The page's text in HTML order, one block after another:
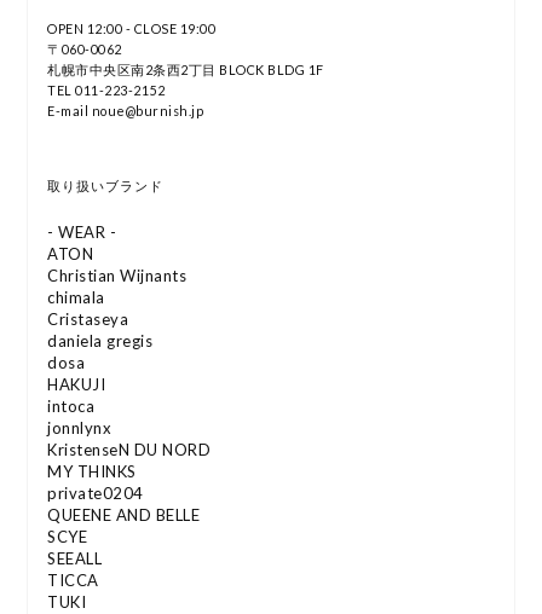
OPEN 12:00 - CLOSE 19:00
〒060-0062
札幌市中央区南2条西2丁目 BLOCK BLDG 1F
TEL 011-223-2152
E-mail noue@burnish.jp
取り扱いブランド
- WEAR -
ATON
Christian Wijnants
chimala
Cristaseya
daniela gregis
dosa
HAKUJI
intoca
jonnlynx
KristenseN DU NORD
MY THINKS
private0204
QUEENE AND BELLE
SCYE
SEEALL
TICCA
TUKI